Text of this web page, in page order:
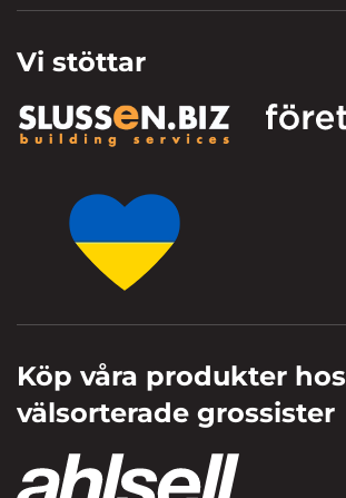
Vi stöttar
Köp våra produkter hos
välsorterade grossister